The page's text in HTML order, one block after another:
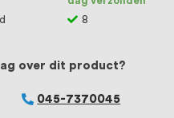
over dit product?
045-7370045
8